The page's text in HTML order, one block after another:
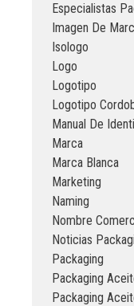
Especialistas
Imagen De
Isologo
Logo
Logotipo
Logotipo
Manual De
Marca
Marca Blanca
Marketing
Naming
Nombre
Noticias
Packaging
Packaging
Packaging